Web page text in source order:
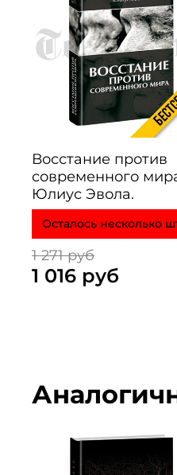
Восстание против
современного
Юлиус Эвола.
Осталось несколько
1 271 руб
1 016 руб